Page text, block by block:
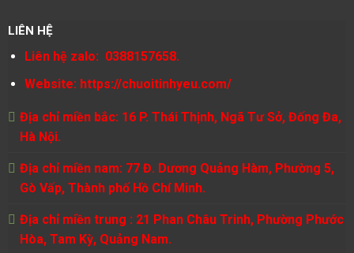
LIÊN HỆ
Liên hệ zalo: 0388157658.
Website: https://chuoitinhyeu.com/
Địa chỉ miền bắc: 16 P. Thái Thịnh, Ngã Tư Sở, Đống Đa,
Hà Nội.
Địa chỉ miền nam: 77 Đ. Dương Quảng Hàm, Phường 5,
Gò Vấp, Thành phố Hồ Chí Minh.
Địa chỉ miền trung : 21 Phan Châu Trinh, Phường Phước
Hòa, Tam Kỳ, Quảng Nam.